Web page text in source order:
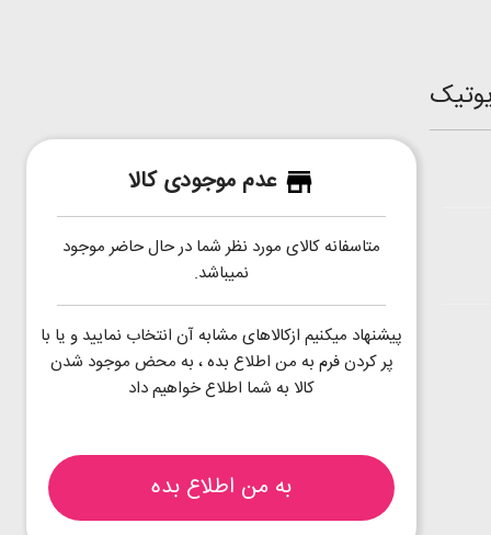
عدم موجودی کالا
متاسفانه کالای مورد نظر شما در حال حاضر موجود
نمیباشد.
پیشنهاد میکنیم ازکالاهای مشابه آن انتخاب نمایید و یا با
پر کردن فرم به من اطلاع بده ، به محض موجود شدن
کالا به شما اطلاع خواهیم داد
به من اطلاع بده